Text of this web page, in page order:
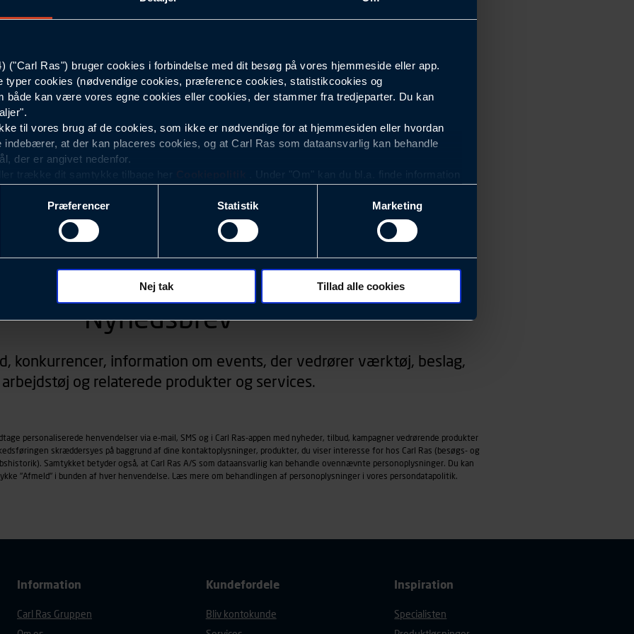
("Carl Ras") bruger cookies i forbindelse med dit besøg på vores hjemmeside eller app.
typer cookies (nødvendige cookies, præference cookies, statistikcookies og
både kan være vores egne cookies eller cookies, der stammer fra tredjeparter. Du kan
til vores brug af de cookies, som ikke er nødvendige for at hjemmesiden eller hvordan
indebærer, at der kan placeres cookies, og at Carl Ras som dataansvarlig kan behandle
der er angivet nedenfor.
trække dit samtykke tilbage her
. Under "Om" kan du bl.a. finde information
med det formål at optimere design, brugervenlighed og effektiviteten af vores
analyser af, hvilke oplysninger der er mest populære, og som derfor skal være nemme at
hvad der klikkes på, sider/indhold der besøges, browsertype, søgeord, IP-adresse,
(computer, smartphone mv.) samt de features, der anvendes.
sig på. Til dette formål behandles der personoplysninger om dit foretrukne sprog, og den
med det formål at spore besøgende på vores hjemmeside og apps med
vise annoncer, der er relevante (profilering). Til dette formål behandles der
der anvendes.
persondatapolitik, der indeholder yderligere information om behandling af
Præferencer Statistik Marketing
Nej tak Tillad alle cookies
Hi-vis Orange
Herre
Nyhedsbrev
konkurrencer, information om events, der vedrører værktøj, beslag,
arbejdstøj og relaterede produkter og services.
personaliserede henvendelser via e-mail, SMS og i Carl Ras-appen med nyheder, tilbud, kampagner vedrørende produkter
skræddersyes på baggrund af dine kontaktoplysninger, produkter, du viser interesse for hos Carl Ras (besøgs- og
Samtykket betyder også, at Carl Ras A/S som dataansvarlig kan behandle ovennævnte personoplysninger. Du kan
"Afmeld" i bunden af hver henvendelse. Læs mere om behandlingen af personoplysninger i vores persondatapolitik.
Information
Carl Ras Gruppen
Kundefordele
Bliv kontokunde
Inspiration
Specialisten